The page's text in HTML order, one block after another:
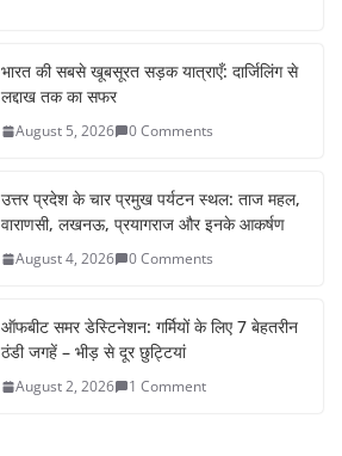
e
भारत की सबसे खूबसूरत सड़क यात्राएँ: दार्जिलिंग से
लद्दाख तक का सफर
August 5, 2026 0 Comments
उत्तर प्रदेश के चार प्रमुख पर्यटन स्थल: ताज महल,
वाराणसी, लखनऊ, प्रयागराज और इनके आकर्षण
August 4, 2026 0 Comments
ऑफबीट समर डेस्टिनेशन: गर्मियों के लिए 7 बेहतरीन
ठंडी जगहें – भीड़ से दूर छुट्टियां
August 2, 2026 1 Comment